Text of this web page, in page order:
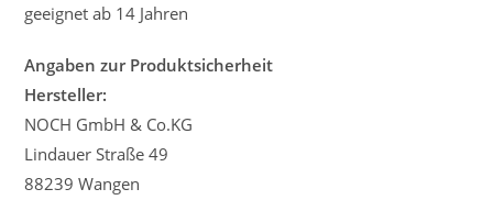
geeignet ab 14 Jahren
Angaben zur Produktsicherheit
Hersteller:
NOCH GmbH & Co.KG
Lindauer Straße 49
88239 Wangen